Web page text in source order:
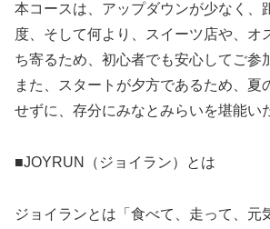
本コースは、アップダウンが少なく、
度、そして何より、スイーツ店や、オ
ち寄るため、初心者でも安心してご参
また、スタートが夕方であるため、夏
せずに、存分にみなとみらいを堪能い
■JOYRUN（ジョイラン）とは
ジョイランとは「食べて、走って、元